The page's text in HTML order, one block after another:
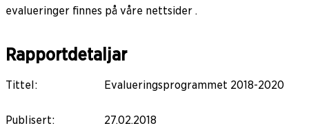
evalueringer finnes på våre nettsider .
Rapportdetaljar
Tittel : Evalueringsprogrammet 2018-2020
Publisert: 27.02.2018